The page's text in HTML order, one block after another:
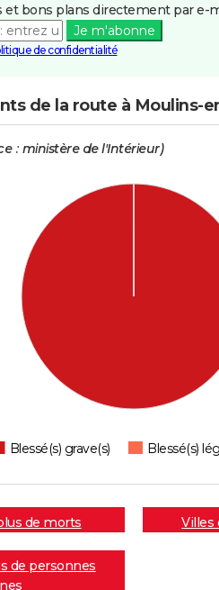
et bons plans directement par e-
Je m'abonne
de confidentialité
de la route à Moulins-
: ministère de l'Intérieur)
Blessé(s) grave(s) Blessé(s)
de morts Villes
de personnes